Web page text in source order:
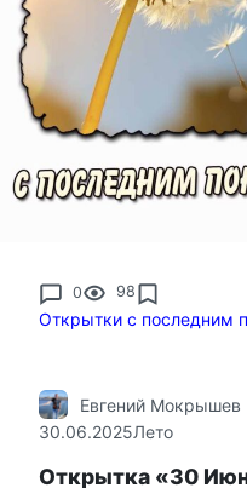
0 98
Открытки с последним
Евгений Мокрышев
30.06.2025Лето
Открытка «30